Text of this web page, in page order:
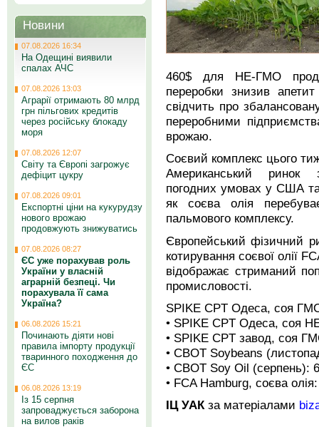
460$ для НЕ-ГМО
переробки знизив
свідчить про
переробними
врожаю.
Соєвий комплекс цього
Американський ринок
погодних умовах у США
як соєва олія
пальмового комплексу.
Європейський фізичний
котирування соєвої олії
відображає стриманий
промисловості.
SPIKE CPT Одеса, соя
• SPIKE CPT Одеса, соя
• SPIKE CPT завод, соя
• CBOT Soybeans
• CBOT Soy Oil (серпень):
• FCA Hamburg, соєва
ІЦ УАКза матеріалами
Новини
07.08.2026 16:34
На Одещині виявили
спалах АЧС
07.08.2026 13:03
Аграрії отримають 80 млрд
грн пільгових кредитів
через російську блокаду
моря
07.08.2026 12:07
Світу та Європі загрожує
дефіцит цукру
07.08.2026 09:01
Експортні ціни на кукурудзу
нового врожаю
продовжують знижуватись
07.08.2026 08:27
ЄС уже порахував роль
України у власній
аграрній безпеці. Чи
порахувала її сама
Україна?
06.08.2026 15:21
Починають діяти нові
правила імпорту продукції
тваринного походження до
ЄС
06.08.2026 13:19
Із 15 серпня
запроваджується заборона
на вилов раків